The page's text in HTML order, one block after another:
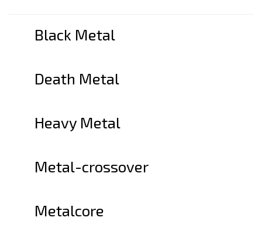
Black Metal
Death Metal
Heavy Metal
Metal-crossover
Metalcore